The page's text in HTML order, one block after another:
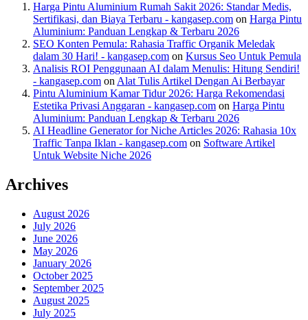
Harga Pintu Aluminium Rumah Sakit 2026: Standar Medis,
Sertifikasi, dan Biaya Terbaru - kangasep.com on Harga Pintu
Aluminium: Panduan Lengkap & Terbaru 2026
SEO Konten Pemula: Rahasia Traffic Organik Meledak
dalam 30 Hari! - kangasep.com on Kursus Seo Untuk Pemula
Analisis ROI Penggunaan AI dalam Menulis: Hitung Sendiri!
- kangasep.com on Alat Tulis Artikel Dengan Ai Berbayar
Pintu Aluminium Kamar Tidur 2026: Harga Rekomendasi
Estetika Privasi Anggaran - kangasep.com on Harga Pintu
Aluminium: Panduan Lengkap & Terbaru 2026
AI Headline Generator for Niche Articles 2026: Rahasia 10x
Traffic Tanpa Iklan - kangasep.com on Software Artikel
Untuk Website Niche 2026
Archives
August 2026
July 2026
June 2026
May 2026
January 2026
October 2025
September 2025
August 2025
July 2025